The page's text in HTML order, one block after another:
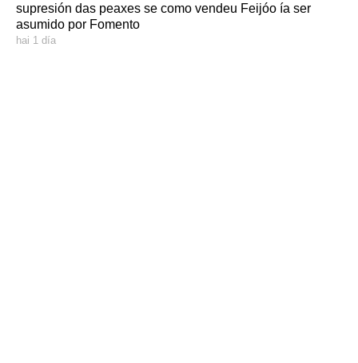
supresión das peaxes se como vendeu Feijóo ía ser
asumido por Fomento
hai 1 día